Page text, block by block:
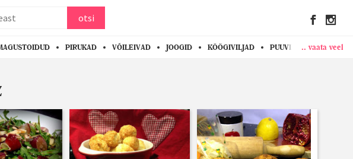
otsi
PIRUKAD VÕILEIVAD JOOGID KÖÖGIVILJAD PUUVILJAD MARJAD
.. vaata veel